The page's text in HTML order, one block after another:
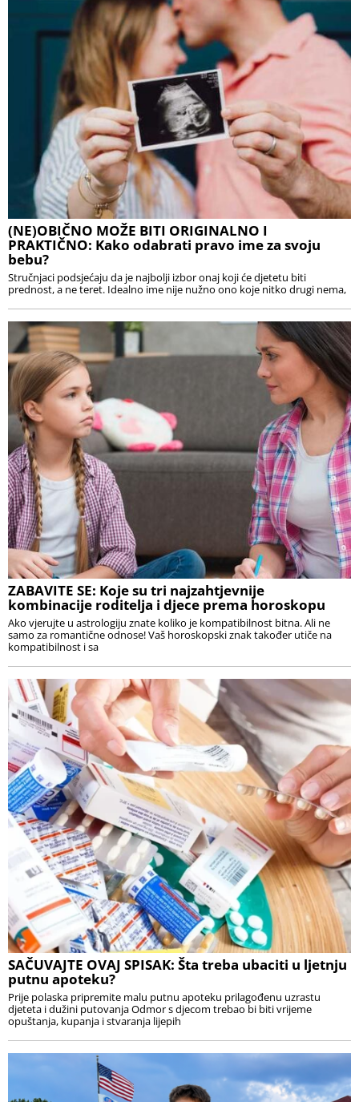
(NE)OBIČNO MOŽE BITI ORIGINALNO I
PRAKTIČNO: Kako odabrati pravo ime za svoju
bebu?
Stručnjaci podsjećaju da je najbolji izbor onaj koji će djetetu biti
prednost, a ne teret. Idealno ime nije nužno ono koje nitko drugi nema,
ZABAVITE SE: Koje su tri najzahtjevnije
kombinacije roditelja i djece prema horoskopu
Ako vjerujte u astrologiju znate koliko je kompatibilnost bitna. Ali ne
samo za romantične odnose! Vaš horoskopski znak također utiče na
kompatibilnost i sa
SAČUVAJTE OVAJ SPISAK: Šta treba ubaciti u ljetnju
putnu apoteku?
Prije polaska pripremite malu putnu apoteku prilagođenu uzrastu
djeteta i dužini putovanja Odmor s djecom trebao bi biti vrijeme
opuštanja, kupanja i stvaranja lijepih